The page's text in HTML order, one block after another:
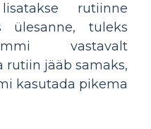
rutiinne
tuleks
vastavalt
rutiin jääb samaks,
kasutada pikema